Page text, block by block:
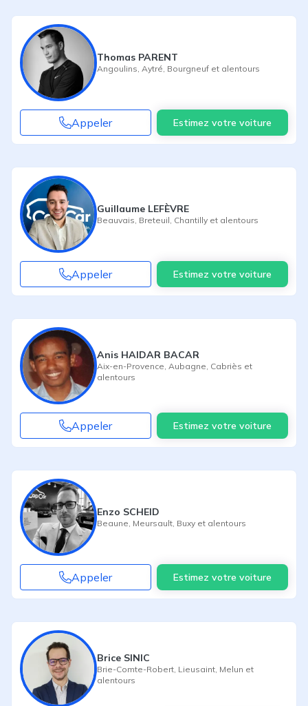
Thomas PARENT
Angoulins Aytré Bourgneuf et alentours
Appeler Estimez votre voiture
Guillaume LEFÈVRE
Beauvais Breteuil Chantilly et alentours
Appeler Estimez votre voiture
Anis HAIDAR BACAR
Aix-en-Provence Aubagne Cabriès et
alentours
Appeler Estimez votre voiture
Enzo SCHEID
Beaune Meursault Buxy et alentours
Appeler Estimez votre voiture
Brice SINIC
Brie-Comte-Robert Lieusaint Melun et
alentours